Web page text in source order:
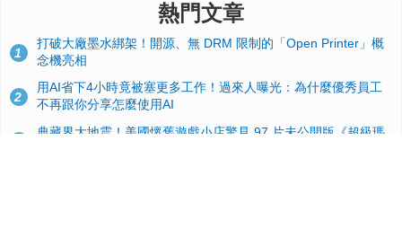
熱門文章
1
打破大廠墨水綁架！開源、無 DRM 限制的「Open Printer」概
念機亮相
2
用AI省下4小時竟被塞更多工作！過來人曝光：為什麼優秀員工
不再跟你分享怎麼使用AI
典藏界大地震！美國懷舊遊戲小店驚見 97 片未公開版《超級瑪